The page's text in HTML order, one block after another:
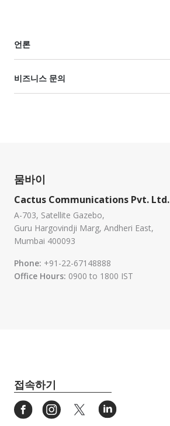
언론
비즈니스 문의
뭄바이
Cactus Communications Pvt. Ltd.
A-703, Satellite Gazebo,
Guru Hargovindji Marg, Andheri East,
Mumbai 400093
Phone: +91-22-67148888
Office Hours: 0900 to 1800 IST
접속하기